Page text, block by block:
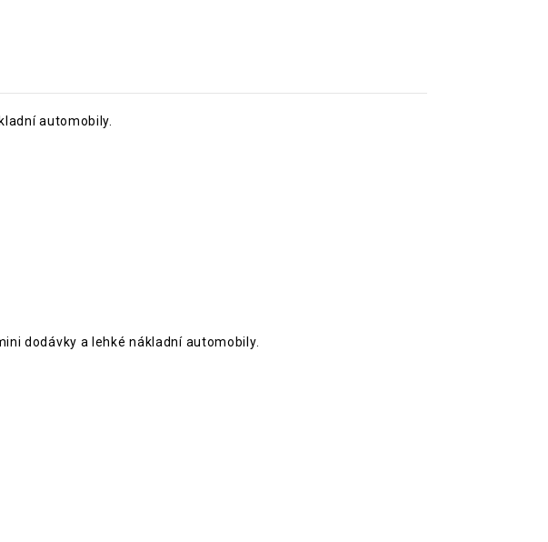
automobily.
dodávky a lehké nákladní automobily.